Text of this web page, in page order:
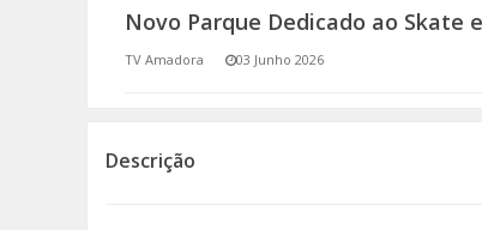
(RE) PENSAMENTOS
Novo Parque Dedicado ao Skate
TV Amadora 03 Junho 2026
Descrição